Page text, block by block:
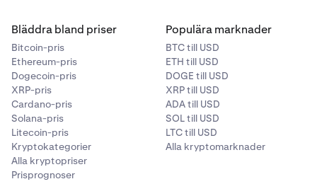
Bläddra bland priser
Bitcoin-pris
Ethereum-pris
Dogecoin-pris
XRP-pris
Cardano-pris
Solana-pris
Litecoin-pris
Kryptokategorier
Alla kryptopriser
Prisprognoser
Populära marknader
BTC till USD
ETH till USD
DOGE till USD
XRP till USD
ADA till USD
SOL till USD
LTC till USD
Alla kryptomarknader